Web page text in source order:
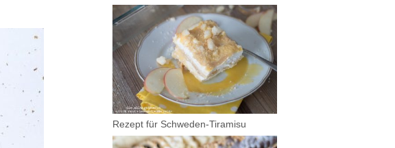
Rezept für Schweden-Tiramisu